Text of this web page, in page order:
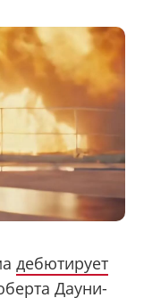
дебютирует
Дауни-